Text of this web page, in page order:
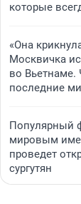
которые
«Она
Москвичка
во
последние
Популярный
мировым
проведет
сургутян